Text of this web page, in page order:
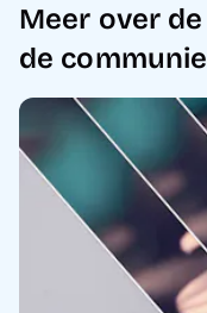
Meer over
de